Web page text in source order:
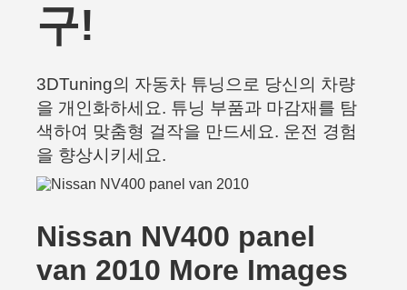
구!
3DTuning의 자동차 튜닝으로 당신의 차량
을 개인화하세요. 튜닝 부품과 마감재를 탐
색하여 맞춤형 걸작을 만드세요. 운전 경험
을 향상시키세요.
Nissan NV400 panel
van 2010 More Images